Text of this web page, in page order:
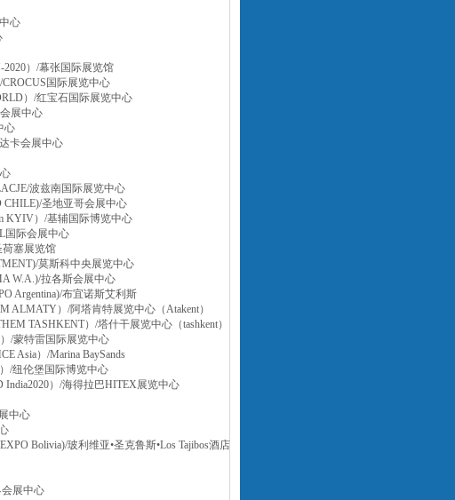
心
）/幕张国际展览馆
国际展览中心
）/红宝石国际展览中心
展中心
心
卡会展中心
波兹南国际展览中心
CHILE)/圣地亚哥会展中心
KYIV）/基辅国际博览中心
国际会展中心
荷塞展览馆
莫斯科中央展览中心
W.A.)/拉各斯会展中心
Argentina)/布宜诺斯艾利斯
ALMATY）/阿塔肯特展览中心（Atakent）
TASHKENT）/塔什干展览中心（tashkent）
/蒙特雷国际展览中心
Asia）/Marina BaySands
/纽伦堡国际博览中心
India2020）/海得拉巴HITEX展览中心
中心
Bolivia)/玻利维亚•圣克鲁斯•Los Tajibos酒店
展中心